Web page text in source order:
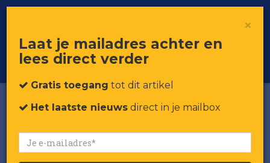
Voor professionals in retail & brands
Toggle
×
Laat je mailadres achter en
lees direct verder
Gratis toegang tot dit artikel
Het laatste nieuws direct in je mailbox